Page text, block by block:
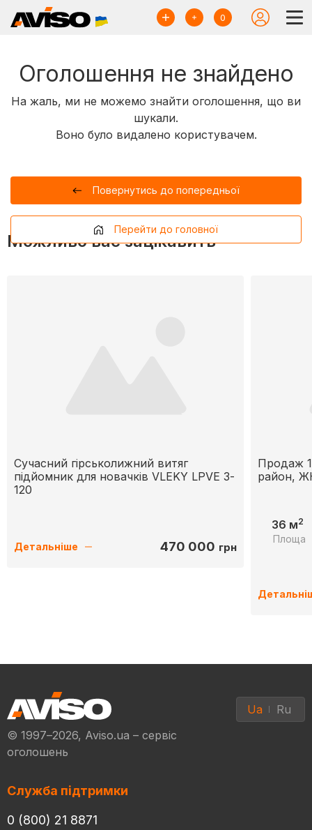
0
Оголошення не знайдено
На жаль, ми не можемо знайти оголошення, що ви
шукали.
Воно було видалено користувачем.
Повернутись до попередньої
Перейти до головної
Можливо вас зацікавить
Cучасний гірськолижний витяг
підйомник для новачків VLEKY LPVE 3-
120
Детальніше 470 000 грн
Продаж
район,
36 м2
Площа
© 1997–2026, Aviso.ua – сервіс
оголошень
Ua Ru
Служба підтримки
0 (800) 21 8871